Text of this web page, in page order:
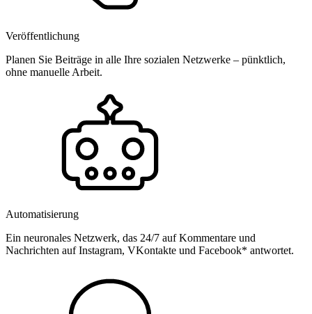
Veröffentlichung
Planen Sie Beiträge in alle Ihre sozialen Netzwerke – pünktlich,
ohne manuelle Arbeit.
Automatisierung
Ein neuronales Netzwerk, das 24/7 auf Kommentare und
Nachrichten auf Instagram, VKontakte und Facebook* antwortet.